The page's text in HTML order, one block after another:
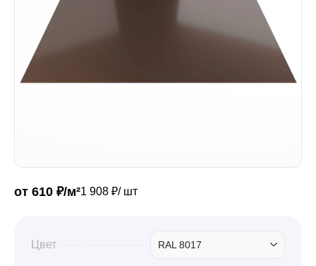
Забор
от 610 ₽/м²1 908 ₽/ шт
Цвет RAL 8017